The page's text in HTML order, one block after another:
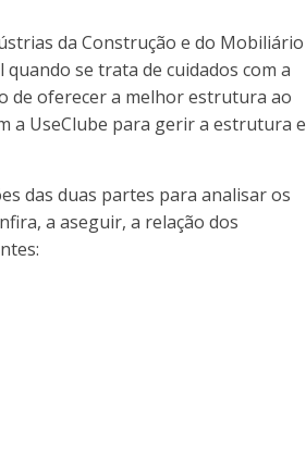
da Construção e do Mobiliário
se trata de cuidados com a
de oferecer a melhor estrutura ao
a UseClube para gerir a estrutura e
das duas partes para analisar os
a aseguir, a relação dos